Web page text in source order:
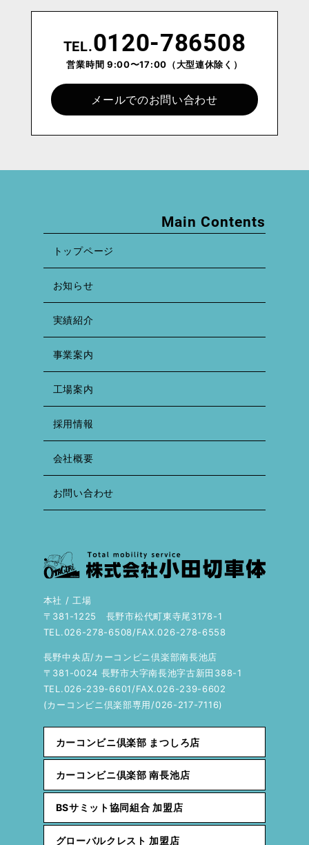
TEL.0120-786508
営業時間 9:00〜17:00 （大型連休除く）
メールでのお問い合わせ
本社 / 工場
〒381-1225 長野市松代町東寺尾3178-1
TEL.026-278-6508/FAX.026-278-6558
長野中央店/カーコンビニ倶楽部南長池店
〒381-0024 長野市大字南長池字古新田388-1
TEL.026-239-6601/FAX.026-239-6602
(カーコンビニ倶楽部専用/026-217-7116)
カーコンビニ倶楽部 まつしろ店
カーコンビニ倶楽部 南長池店
BSサミット協同組合 加盟店
グローバルクレスト 加盟店
Main Contents
トップページ
お知らせ
実績紹介
事業案内
工場案内
採用情報
会社概要
お問い合わせ